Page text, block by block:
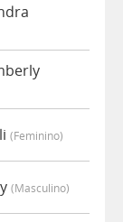
(feminino)
(masculino)